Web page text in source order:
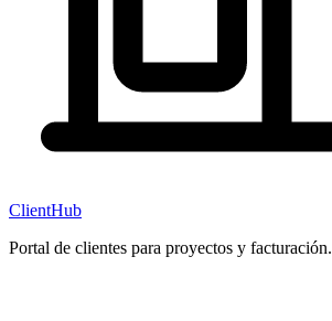
ClientHub
Portal de clientes para proyectos y facturación.